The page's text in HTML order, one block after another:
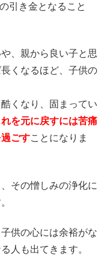
引き金となること
、親から良い子と思
くなるほど、子供の
くなり、固まってい
を元に戻すには苦痛
ごすことになりま
その憎しみの浄化に
供の心には余裕がな
人も出てきます。